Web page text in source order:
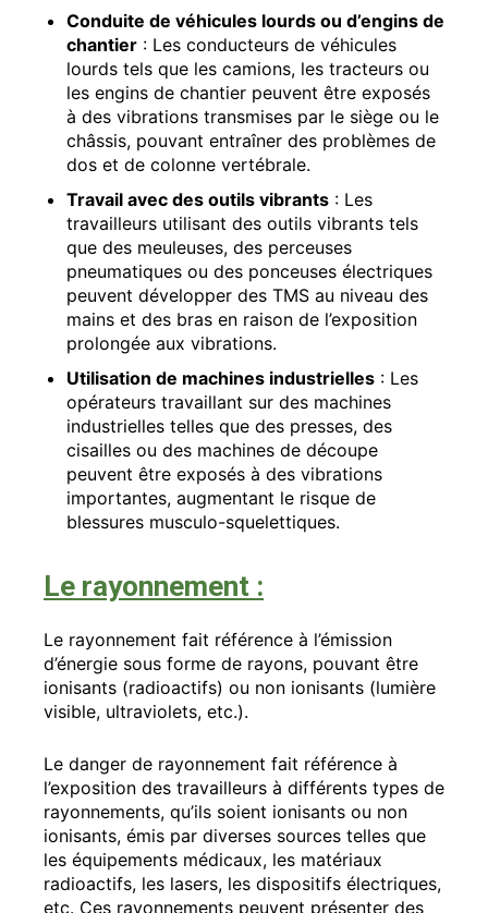
Conduite de véhicules lourds ou d’engins de
chantier : Les conducteurs de véhicules
lourds tels que les camions, les tracteurs ou
les engins de chantier peuvent être exposés
à des vibrations transmises par le siège ou le
châssis, pouvant entraîner des problèmes de
dos et de colonne vertébrale.
Travail avec des outils vibrants : Les
travailleurs utilisant des outils vibrants tels
que des meuleuses, des perceuses
pneumatiques ou des ponceuses électriques
peuvent développer des TMS au niveau des
mains et des bras en raison de l’exposition
prolongée aux vibrations.
Utilisation de machines industrielles : Les
opérateurs travaillant sur des machines
industrielles telles que des presses, des
cisailles ou des machines de découpe
peuvent être exposés à des vibrations
importantes, augmentant le risque de
blessures musculo-squelettiques.
Le rayonnement :
Le rayonnement fait référence à l’émission
d’énergie sous forme de rayons, pouvant être
ionisants (radioactifs) ou non ionisants (lumière
visible, ultraviolets, etc.).
Le danger de rayonnement fait référence à
l’exposition des travailleurs à différents types de
rayonnements, qu’ils soient ionisants ou non
ionisants, émis par diverses sources telles que
les équipements médicaux, les matériaux
radioactifs, les lasers, les dispositifs électriques,
etc. Ces rayonnements peuvent présenter des